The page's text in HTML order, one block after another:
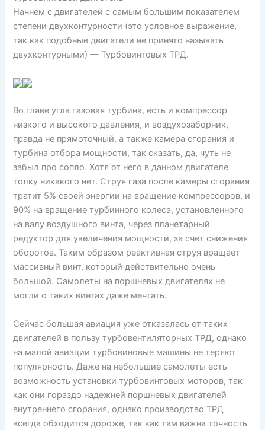
Начнем с двигателей с самым большим показателем
степени двухконтурности (это условное выражение,
так как подобные двигатели не принято называть
двухконтурными) — Турбовинтовых ТРД.
Во главе угла газовая турбина, есть и компрессор
низкого и высокого давления, и воздухозаборник,
правда не прямоточный, а также камера сгорания и
турбина отбора мощности, так сказать, да, чуть не
забыл про сопло. Хотя от него в данном двигателе
толку никакого нет. Струя газа после камеры сгорания
тратит 5% своей энергии на вращение компрессоров, и
90% на вращение турбинного колеса, установленного
на валу воздушного винта, через планетарный
редуктор для увеличения мощности, за счет снижения
оборотов. Таким образом реактивная струя вращает
массивный винт, который действительно очень
большой. Самолеты на поршневых двигателях не
могли о таких винтах даже мечтать.
Сейчас большая авиация уже отказалась от таких
двигателей в пользу турбовентиляторных ТРД, однако
на малой авиации турбовиновые машины не теряют
популярность. Даже на небольшие самолеты есть
возможность установки турбовинтовых моторов, так
как они гораздо надежней поршневых двигателей
внутреннего сгорания, однако производство ТРД
всегда обходится дороже, так как там важна точность